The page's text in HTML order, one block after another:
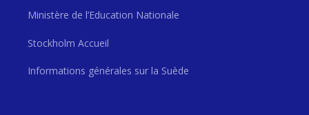
Ministère de l’Education Nationale
Stockholm Accueil
Informations générales sur la Suède